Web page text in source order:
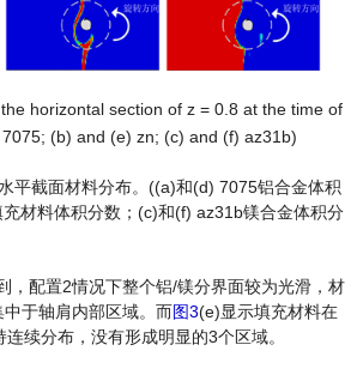
the horizontal section of z = 0.8 at the time of
(b) and (e) zn; (c) and (f) az31b)
平截面材料分布。((a)和(d) 7075铝合金体积
材料体积分数；(c)和(f) az31b镁合金体积分
，配置2情况下整个铝/镁分界面较为光滑，材
于轴肩内部区域。而图3(e)显示填充材料在
续分布，没有形成明显的3个区域。